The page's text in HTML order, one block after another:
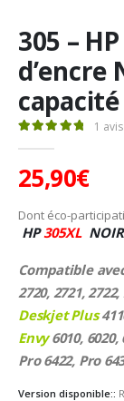
305 –
capacité
1
25,90€
Dont éco-
HP305XL
Compatible
2720, 2721,
Deskjet Plus
Envy6010, 6020,
Pro 6422, Pro
Version disponible::